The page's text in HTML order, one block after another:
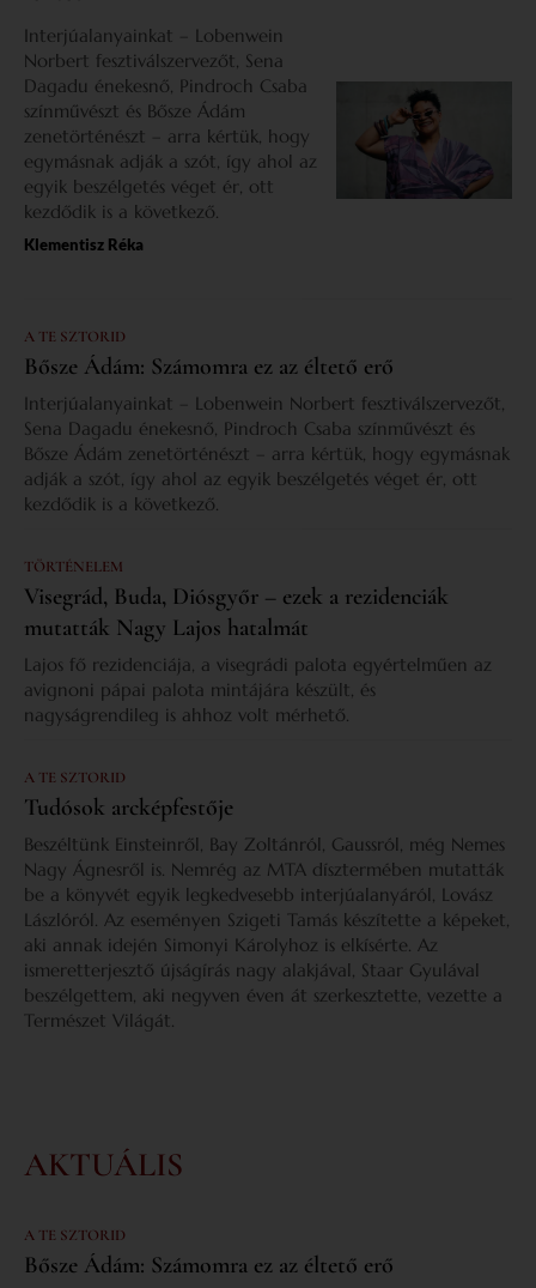
Interjúalanyainkat – Lobenwein
Norbert fesztiválszervezőt, Sena
Dagadu énekesnő, Pindroch Csaba
színművészt és Bősze Ádám
zenetörténészt – arra kértük, hogy
egymásnak adják a szót, így ahol az
egyik beszélgetés véget ér, ott
kezdődik is a következő.
Klementisz Réka
A TE SZTORID
Bősze Ádám: Számomra ez az éltető erő
Interjúalanyainkat – Lobenwein Norbert fesztiválszervezőt,
Sena Dagadu énekesnő, Pindroch Csaba színművészt és
Bősze Ádám zenetörténészt – arra kértük, hogy egymásnak
adják a szót, így ahol az egyik beszélgetés véget ér, ott
kezdődik is a következő.
TÖRTÉNELEM
Visegrád, Buda, Diósgyőr – ezek a rezidenciák
mutatták Nagy Lajos hatalmát
Lajos fő rezidenciája, a visegrádi palota egyértelműen az
avignoni pápai palota mintájára készült, és
nagyságrendileg is ahhoz volt mérhető.
A TE SZTORID
Tudósok arcképfestője
Beszéltünk Einsteinről, Bay Zoltánról, Gaussról, még Nemes
Nagy Ágnesről is. Nemrég az MTA dísztermében mutatták
be a könyvét egyik legkedvesebb interjúalanyáról, Lovász
Lászlóról. Az eseményen Szigeti Tamás készítette a képeket,
aki annak idején Simonyi Károlyhoz is elkísérte. Az
ismeretterjesztő újságírás nagy alakjával, Staar Gyulával
beszélgettem, aki negyven éven át szerkesztette, vezette a
Természet Világát.
AKTUÁLIS
A TE SZTORID
Bősze Ádám: Számomra ez az éltető erő